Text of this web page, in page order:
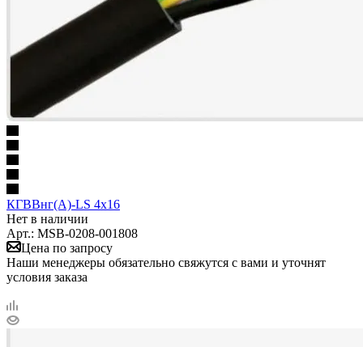
КГВВнг(А)-LS 4х16
Нет в наличии
Арт.: MSB-0208-001808
Цена по запросу
Наши менеджеры обязательно свяжутся с вами и уточнят
условия заказа